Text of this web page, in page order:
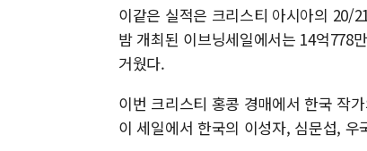
이같은 실적은 크리스티 아시아의 20/
밤 개최된 이브닝세일에서는 14억778
거웠다.
이번 크리스티 홍콩 경매에서 한국 작
이 세일에서 한국의 이성자, 심문섭,